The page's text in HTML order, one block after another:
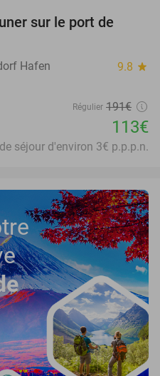
sur le port de
Hafen 9.8 star
Régulier 191€
113€
séjour d'environ 3€ p.p.p.n.